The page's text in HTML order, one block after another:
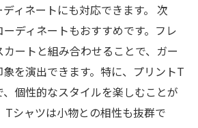
ィネートにも対応できます。 次
ディネートもおすすめです。フレ
ートと組み合わせることで、ガー
を演出できます。特に、プリントT
個性的なスタイルを楽しむことが
Tシャツは小物との相性も抜群で